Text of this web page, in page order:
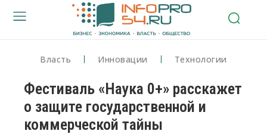
Власть Инновации Технологии
Фестиваль «Наука 0+» расскажет
о защите государственной и
коммерческой тайны